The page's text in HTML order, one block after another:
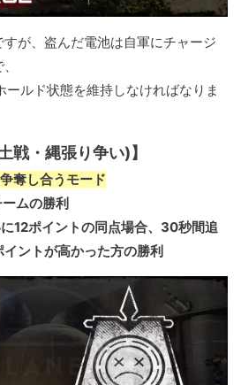
が、盗んだ電池は自軍にチャージ
ルド状態を維持しなければなりま
・縄張り争い)】
奪し合うモード
ムの勝利
12ポイントの同点場合、30秒間追
ントが高かった方の勝利